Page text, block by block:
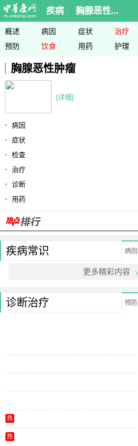
疾病 胸腺恶性...
概述 病因 症状 治疗
预防
饮食 用药 护理
胸腺恶性肿瘤
[详细]
病因
症状
检查
治疗
诊断
用药
疾病常识 病因
更多精彩内容
诊断治疗 预防
热
热